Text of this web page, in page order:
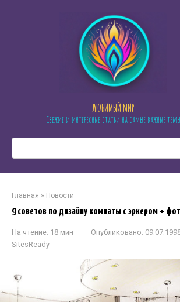
ЛЮБИМЫЙ МИР
Свежие и интересные статьи на самые важные темы
Главная » Новости
9 советов по дизайну комнаты с эркером +
На чтение: 18 мин Опубликовано:
SitesReady